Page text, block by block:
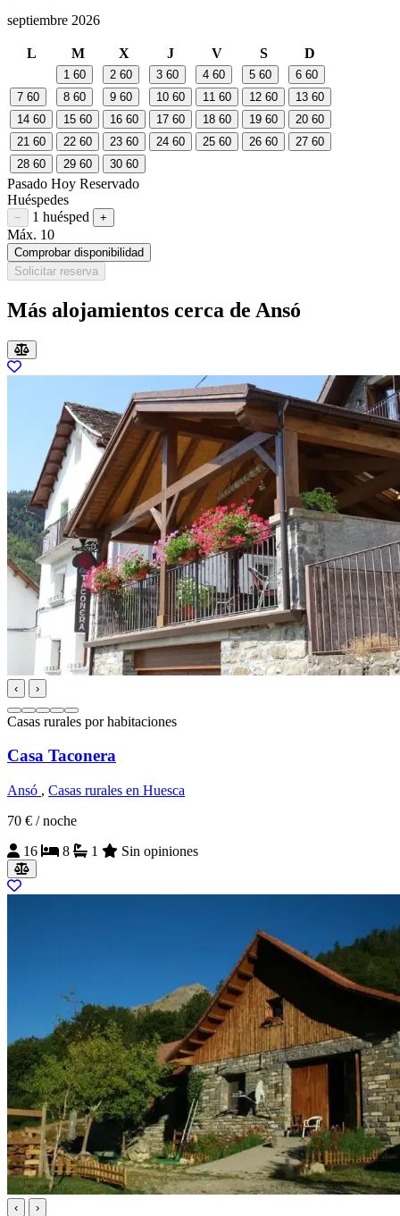
septiembre 2026
L M X J V S D
1 60 2 60 3 60 4 60 5 60 6 60
7 60 8 60 9 60 10 60 11 60 12 60 13 60
14 60 15 60 16 60 17 60 18 60 19 60 20 60
21 60 22 60 23 60 24 60 25 60 26 60 27 60
28 60 29 60 30 60
Pasado Hoy Reservado
Huéspedes
Restar huésped
− 1 huésped Sumar huésped
+
Máx. 10
Comprobar disponibilidad
Solicitar reserva
Más alojamientos cerca de Ansó
‹ ›
Casas rurales por habitaciones
Casa Taconera
Ansó , Casas rurales en Huesca
70 € / noche
16
8 1 Sin opiniones
‹ ›